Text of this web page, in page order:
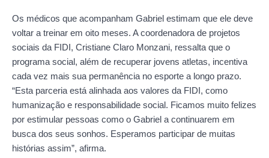
Os médicos que acompanham Gabriel estimam que ele deve
voltar a treinar em oito meses. A coordenadora de projetos
sociais da FIDI, Cristiane Claro Monzani, ressalta que o
programa social, além de recuperar jovens atletas, incentiva
cada vez mais sua permanência no esporte a longo prazo.
“Esta parceria está alinhada aos valores da FIDI, como
humanização e responsabilidade social. Ficamos muito felizes
por estimular pessoas como o Gabriel a continuarem em
busca dos seus sonhos. Esperamos participar de muitas
histórias assim”, afirma.